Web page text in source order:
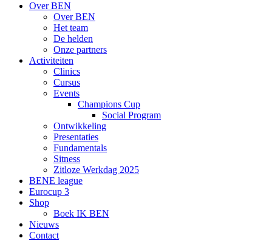
Over BEN
Over BEN
Het team
De helden
Onze partners
Activiteiten
Clinics
Cursus
Events
Champions Cup
Social Program
Ontwikkeling
Presentaties
Fundamentals
Sitness
Zitloze Werkdag 2025
BENE league
Eurocup 3
Shop
Boek IK BEN
Nieuws
Contact